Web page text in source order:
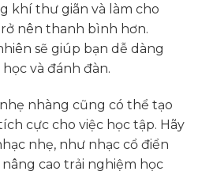
khí thư giãn và làm cho
nên thanh bình hơn.
sẽ giúp bạn dễ dàng
và đánh đàn.
nhàng cũng có thể tạo
cực cho việc học tập. Hãy
nhẹ, như nhạc cổ điển
nâng cao trải nghiệm học